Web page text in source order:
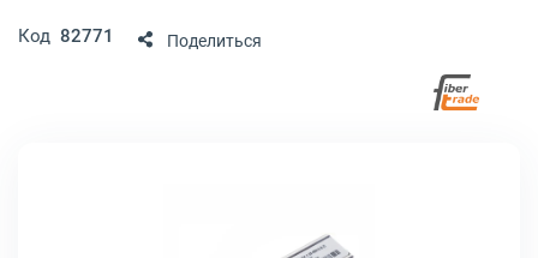
Код 82771 Поделиться